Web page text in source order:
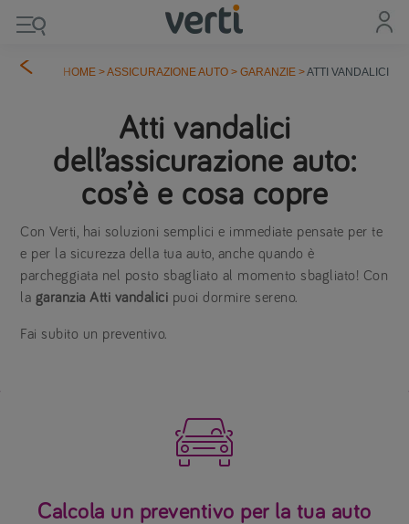
HOME>ASSICURAZIONE AUTO> GARANZIE>ATTI VANDALICI
Atti vandalici
dell’assicurazione auto:
cos’è e cosa copre
Con Verti, hai soluzioni semplici e immediate pensate per te
e per la sicurezza della tua auto, anche quando è
parcheggiata nel posto sbagliato al momento sbagliato! Con
la garanzia Atti vandalici puoi dormire sereno.
Fai subito un preventivo.

Calcola un preventivo per la tua auto